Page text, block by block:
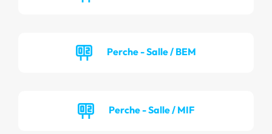
Perche - Salle / BEM
Perche - Salle / MIF